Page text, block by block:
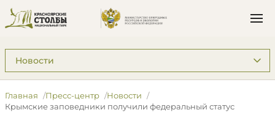
Подразделы: Пресс-центр
Главная Пресс-центр
Новости
Крымские заповедники получили федеральный статус